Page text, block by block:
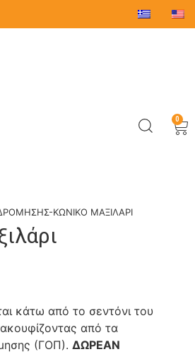
0
ΚΩΝΙΚΌ ΜΑΞΙΛΆΡΙ
κάτω από το σεντόνι του
από τα
(ΓΟΠ). ΔΩΡΕΑΝ